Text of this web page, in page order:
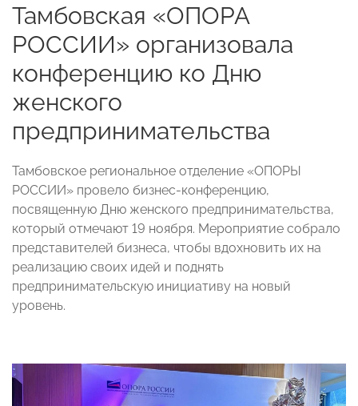
Тамбовская «ОПОРА
РОССИИ» организовала
конференцию ко Дню
женского
предпринимательства
Тамбовское региональное отделение «ОПОРЫ
РОССИИ» провело бизнес-конференцию,
посвященную Дню женского предпринимательства,
который отмечают 19 ноября. Мероприятие собрало
представителей бизнеса, чтобы вдохновить их на
реализацию своих идей и поднять
предпринимательскую инициативу на новый
уровень.